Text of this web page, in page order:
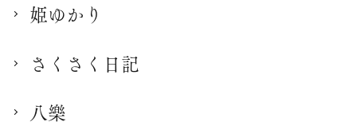
姫ゆかり
さくさく日記
八樂